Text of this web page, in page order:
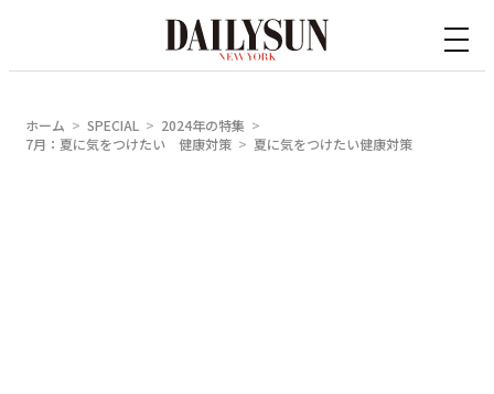
ホーム SPECIAL
2024年の特集
7月：夏に気をつけたい 健康対策
夏に気をつけたい健康対策